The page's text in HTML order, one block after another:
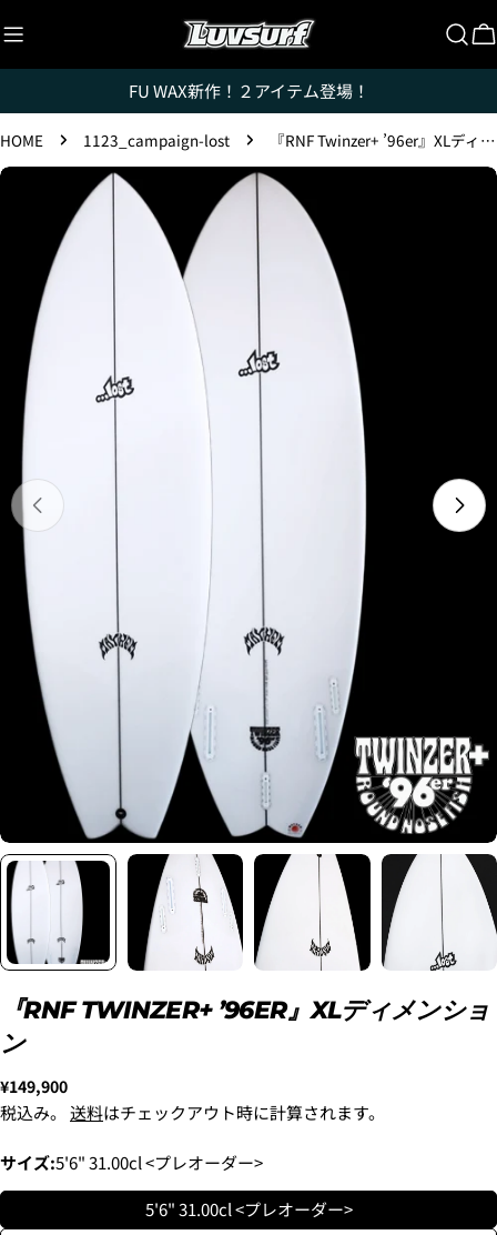
ン
テ
ツ
に
ス
FU WAX新作！２アイテム登場！
HOME 1123_campaign-lost 『RNF Twinzer+ ’96er』XLディメンション
製
ディア 0 をモーダルで開く
『RNF TWINZER+ ’96ER』XLディメンショ
ン
通
常
格
¥149,900
税込み。 送料はチェックアウト時に計算されます。
サイズ:5'6" 31.00cl <プレオーダー>
5'6" 31.00cl <プレオーダー>